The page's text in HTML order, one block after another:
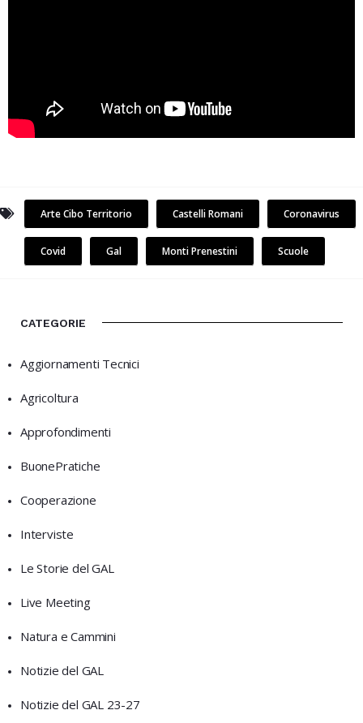
Arte Cibo Territorio Castelli Romani Coronavirus
Covid Gal Monti Prenestini Scuole
CATEGORIE
Aggiornamenti Tecnici
Agricoltura
Approfondimenti
BuonePratiche
Cooperazione
Interviste
Le Storie del GAL
Live Meeting
Natura e Cammini
Notizie del GAL
Notizie del GAL 23-27